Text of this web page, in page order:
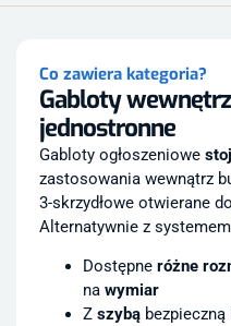
Co zawiera kategoria?
Gabloty
jednostronne
Gabloty ogłoszeniowe
zastosowania wewnątrz
3-skrzydłowe otwierane
Alternatywnie z
Dostępne różne
na wymiar
Z szybą